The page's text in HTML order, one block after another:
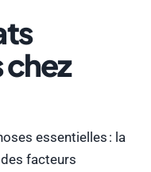
essentielles : la
des facteurs